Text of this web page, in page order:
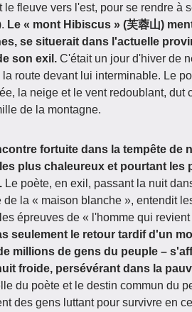
le fleuve vers l'est, pour se rendre à
Le « mont Hibiscus » (芙蓉山)
se situerait dans l'actuelle
son exil. C'était un jour d'hiver de
la route devant lui interminable. Le
la neige et le vent redoublant,
de la montagne.
fortuite dans la tempête de
plus chaleureux et pourtant les
Le poète, en exil, passant la nuit
de la « maison blanche », entendit
épreuves de « l'homme qui revient
seulement le retour tardif d'un
millions de gens du peuple –
froide, persévérant dans la
du poète et le destin commun du
des gens luttant pour survivre en